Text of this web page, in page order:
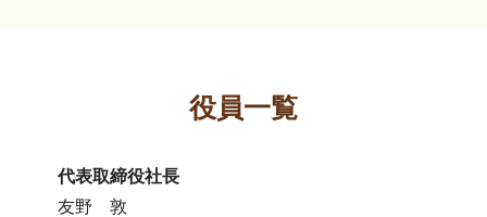
役員一覧
代表取締役社長
友野 敦